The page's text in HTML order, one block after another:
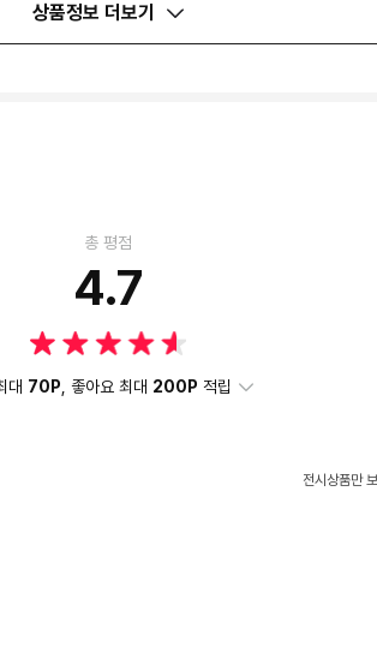
상품정보 더보기
총 평점
4.7
대 70P, 좋아요 최대 200P 적립
전시상품만